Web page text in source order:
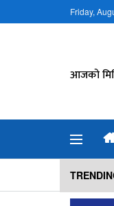
Friday,
आजको